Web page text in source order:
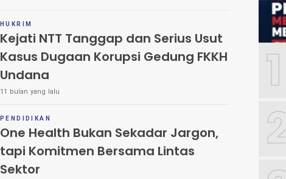
HUKRIM
Kejati NTT Tanggap dan Serius Usut
Kasus Dugaan Korupsi Gedung FKKH
Undana
11 bulan yang lalu
PENDIDIKAN
One Health Bukan Sekadar Jargon,
tapi Komitmen Bersama Lintas
Sektor
1
2